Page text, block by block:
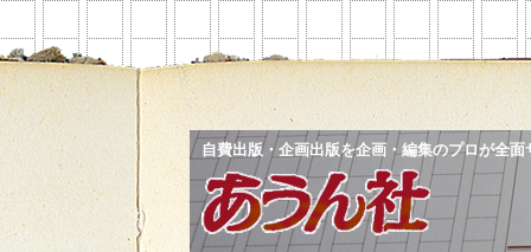
自費出版・企画出版を企画・編集のプロが全面
あうん社